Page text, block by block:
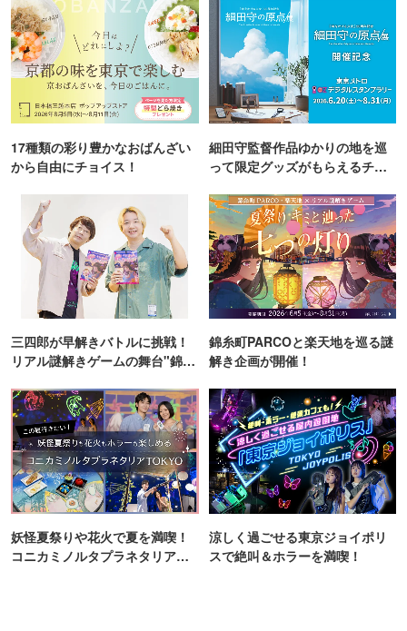
17種類の彩り豊かなおばんざい
から自由にチョイス！
細田守監督作品ゆかりの地を巡
って限定グッズがもらえるチャ
三四郎が早解きバトルに挑戦！
リアル謎解きゲームの舞台"錦糸
錦糸町PARCOと楽天地を巡る謎
解き企画が開催！
妖怪夏祭りや花火で夏を満喫！
コニカミノルタプラネタリア
涼しく過ごせる東京ジョイポリ
スで絶叫＆ホラーを満喫！